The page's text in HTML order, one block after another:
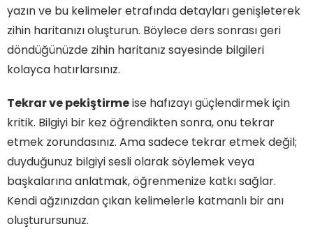
yazın ve bu kelimeler etrafında detayları genişleterek
zihin haritanızı oluşturun. Böylece ders sonrası geri
döndüğünüzde zihin haritanız sayesinde bilgileri
kolayca hatırlarsınız.
Tekrar ve pekiştirmeise hafızayı güçlendirmek için
kritik. Bilgiyi bir kez öğrendikten sonra, onu tekrar
etmek zorundasınız. Ama sadece tekrar etmek değil;
duyduğunuz bilgiyi sesli olarak söylemek veya
başkalarına anlatmak, öğrenmenize katkı sağlar.
Kendi ağzınızdan çıkan kelimelerle katmanlı bir anı
oluşturursunuz.